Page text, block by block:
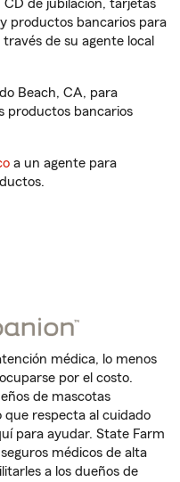
de jubilación, tarjetas
productos bancarios para
de su agente local
Beach, CA, para
productos bancarios
a un agente para
médica, lo menos
por el costo.
de mascotas
que respecta al cuidado
para ayudar. State Farm
médicos de alta
a los dueños de